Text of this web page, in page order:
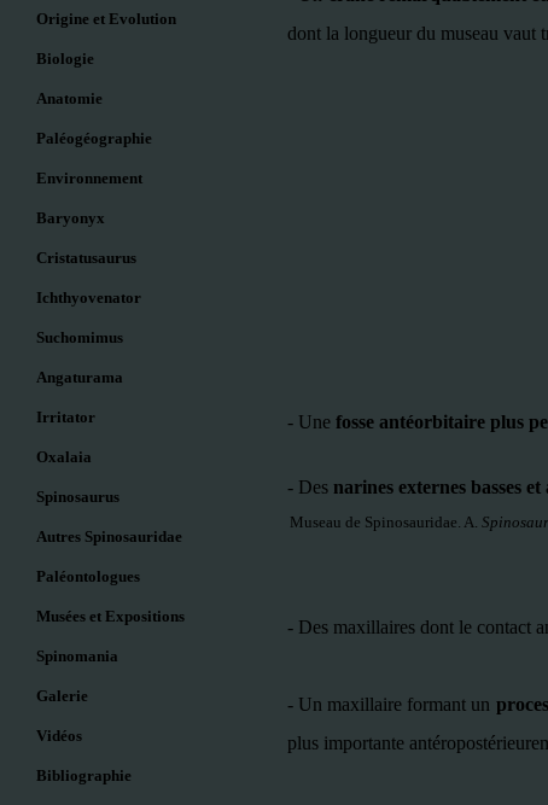
Origine et Evolution
Biologie
Anatomie
Paléogéographie
Environnement
Baryonyx
Cristatusaurus
Ichthyovenator
Suchomimus
Angaturama
Irritator
Oxalaia
Spinosaurus
Autres Spinosauridae
Paléontologues
Musées et Expositions
Spinomania
Galerie
Vidéos
Bibliographie
dont la longueur du museau vaut
- Une fosse antéorbitaire plus
- Des narines externes basses et
Museau de Spinosauridae. A.
- Des maxillaires dont le contact
- Un maxillaire formant un
plus importante